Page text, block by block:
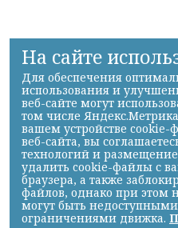
На сайте
Для обеспечения
использования и
веб-сайте могут
том числе
вашем устройстве
веб-сайта, вы
технологий и
удалить cookie-файлы с
браузера, а также
файлов, однако при этом
могут быть
ограничениями движка.